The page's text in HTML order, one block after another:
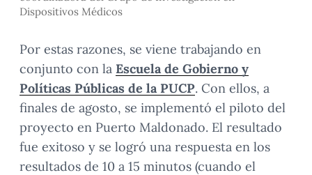
Dispositivos Médicos
Por estas razones, se viene trabajando en
conjunto con la Escuela de Gobierno y
Políticas Públicas de la PUCP. Con ellos, a
finales de agosto, se implementó el piloto del
proyecto en Puerto Maldonado. El resultado
fue exitoso y se logró una respuesta en los
resultados de 10 a 15 minutos (cuando el